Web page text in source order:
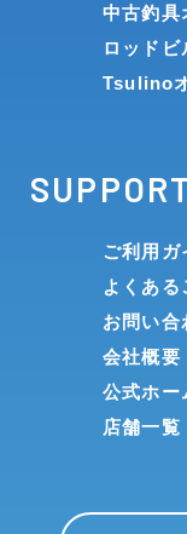
中古釣具
ロッド
Tsulino
SUPPORT
ご利用ガ
よくある
お問い合
会社概要
公式ホー
店舗一覧